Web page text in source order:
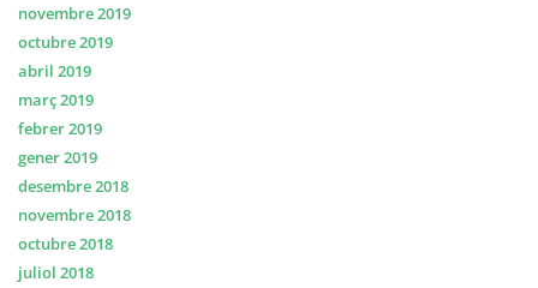
novembre 2019
octubre 2019
abril 2019
març 2019
febrer 2019
gener 2019
desembre 2018
novembre 2018
octubre 2018
juliol 2018